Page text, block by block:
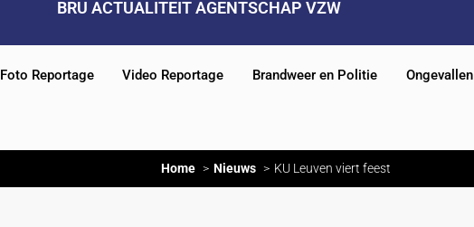
BRU ACTUALITEIT AGENTSCHAP VZW
Foto Reportage Video Reportage Brandweer en Politie Ongevallen
Home Nieuws KU Leuven viert feest